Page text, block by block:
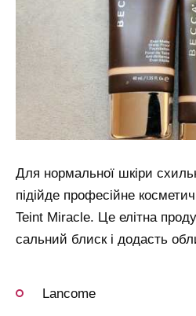
Для нормальної шкіри
підійде професійне
Teint Miracle. Це елітна
сальний блиск і додасть
Lancome